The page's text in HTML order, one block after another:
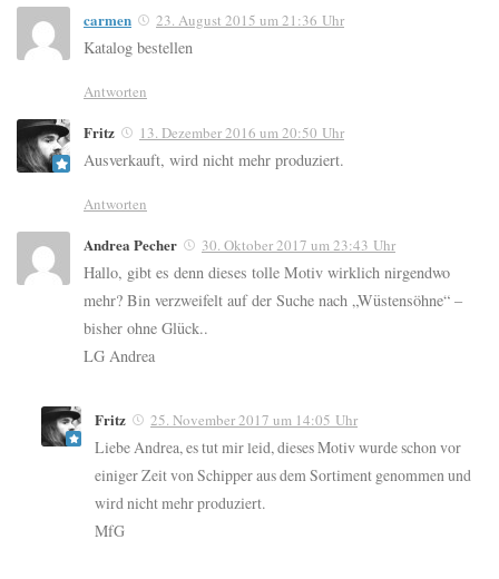
carmen 23. August 2015 um 21:36 Uhr
Katalog bestellen
Antworten
Fritz 13. Dezember 2016 um 20:50 Uhr
Ausverkauft, wird nicht mehr produziert.
Antworten
Andrea Pecher 30. Oktober 2017 um 23:43 Uhr
Hallo, gibt es denn dieses tolle Motiv wirklich nirgendwo
mehr? Bin verzweifelt auf der Suche nach „Wüstensöhne“ –
bisher ohne Glück..
LG Andrea
Fritz 25. November 2017 um 14:05 Uhr
Liebe Andrea, es tut mir leid, dieses Motiv wurde schon vor
einiger Zeit von Schipper aus dem Sortiment genommen und
wird nicht mehr produziert.
MfG